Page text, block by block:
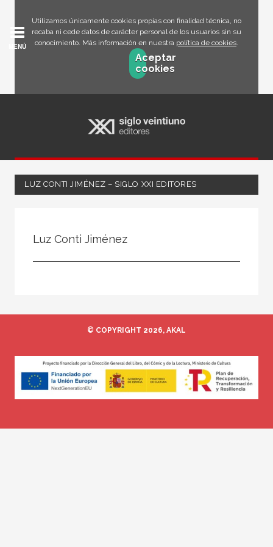
Utilizamos únicamente cookies propias con finalidad técnica, no
recaba ni cede datos de carácter personal de los usuarios sin su
conocimiento. Más información en nuestra política de cookies.
Aceptar
cookies
MENÚ
LUZ CONTI JIMÉNEZ – SIGLO XXI EDITORES
Luz Conti Jiménez
© COPYRIGHT 2026, AKAL